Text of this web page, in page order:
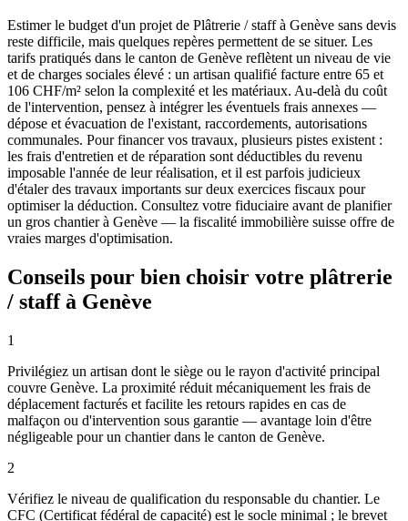
Estimer le budget d'un projet de Plâtrerie / staff à Genève sans devis
reste difficile, mais quelques repères permettent de se situer. Les
tarifs pratiqués dans le canton de Genève reflètent un niveau de vie
et de charges sociales élevé : un artisan qualifié facture entre 65 et
106 CHF/m² selon la complexité et les matériaux. Au-delà du coût
de l'intervention, pensez à intégrer les éventuels frais annexes —
dépose et évacuation de l'existant, raccordements, autorisations
communales. Pour financer vos travaux, plusieurs pistes existent :
les frais d'entretien et de réparation sont déductibles du revenu
imposable l'année de leur réalisation, et il est parfois judicieux
d'étaler des travaux importants sur deux exercices fiscaux pour
optimiser la déduction. Consultez votre fiduciaire avant de planifier
un gros chantier à Genève — la fiscalité immobilière suisse offre de
vraies marges d'optimisation.
Conseils pour bien choisir votre plâtrerie
/ staff à Genève
1
Privilégiez un artisan dont le siège ou le rayon d'activité principal
couvre Genève. La proximité réduit mécaniquement les frais de
déplacement facturés et facilite les retours rapides en cas de
malfaçon ou d'intervention sous garantie — avantage loin d'être
négligeable pour un chantier dans le canton de Genève.
2
Vérifiez le niveau de qualification du responsable du chantier. Le
CFC (Certificat fédéral de capacité) est le socle minimal ; le brevet